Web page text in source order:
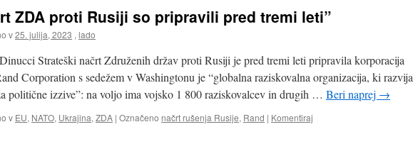
ZDA proti Rusiji so pripravili pred tremi leti”
v25. julija, 2023 , lado
Strateški načrt Združenih držav proti Rusiji je pred tremi leti pripravila korporacija
Corporation s sedežem v Washingtonu je “globalna raziskovalna organizacija, ki razvija
politične izzive”: na voljo ima vojsko 1 800 raziskovalcev in drugih … Beri naprej →
v EU, NATO, Ukrajina, ZDA | Označeno načrt rušenja Rusije, Rand | Komentiraj